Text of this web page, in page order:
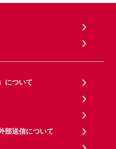
について
部送信について